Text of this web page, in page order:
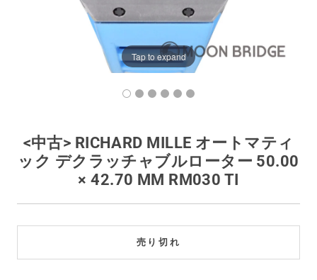
保証とメンテナンス
Tap to expand
<中古> RICHARD MILLE オートマティ
ック デクラッチャブルローター 50.00
× 42.70 MM RM030 TI
売り切れ